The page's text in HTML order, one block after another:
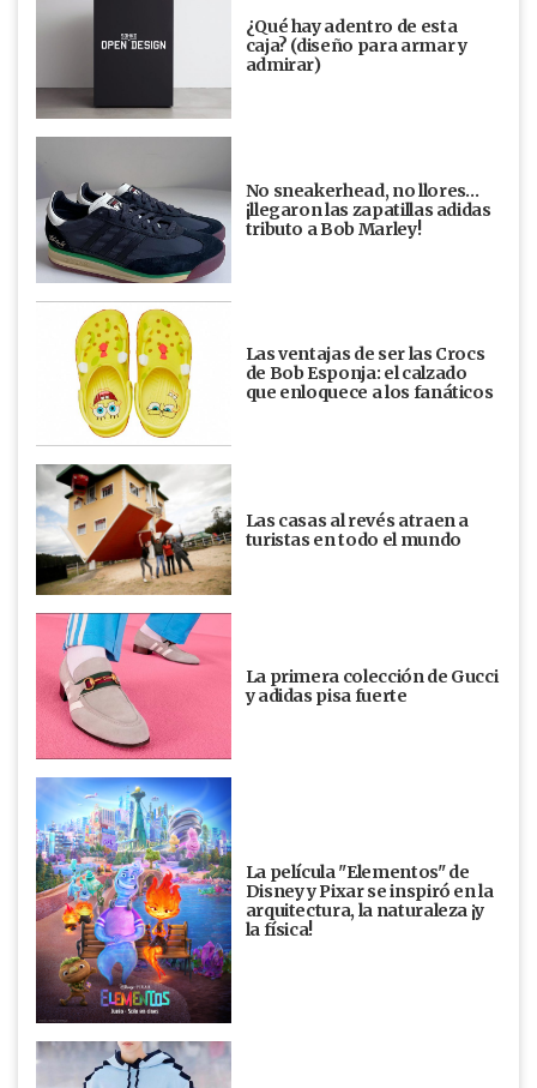
¿Qué hay adentro de esta
caja? (diseño para armar y
admirar)
No sneakerhead, no llores…
¡llegaron las zapatillas adidas
tributo a Bob Marley!
Las ventajas de ser las Crocs
de Bob Esponja: el calzado
que enloquece a los fanáticos
Las casas al revés atraen a
turistas en todo el mundo
La primera colección de Gucci
y adidas pisa fuerte
La película "Elementos" de
Disney y Pixar se inspiró en la
arquitectura, la naturaleza ¡y
la física!